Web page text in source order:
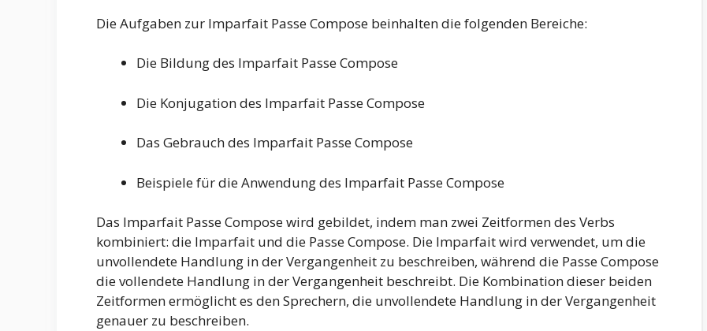
Die Aufgaben zur Imparfait Passe Compose beinhalten die folgenden Bereiche:
Die Bildung des Imparfait Passe Compose
Die Konjugation des Imparfait Passe Compose
Das Gebrauch des Imparfait Passe Compose
Beispiele für die Anwendung des Imparfait Passe Compose
Das Imparfait Passe Compose wird gebildet, indem man zwei Zeitformen des Verbs
kombiniert: die Imparfait und die Passe Compose. Die Imparfait wird verwendet, um die
unvollendete Handlung in der Vergangenheit zu beschreiben, während die Passe Compose
die vollendete Handlung in der Vergangenheit beschreibt. Die Kombination dieser beiden
Zeitformen ermöglicht es den Sprechern, die unvollendete Handlung in der Vergangenheit
genauer zu beschreiben.